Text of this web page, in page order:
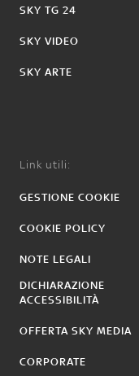
SKY TG 24
SKY VIDEO
SKY ARTE
Link utili:
GESTIONE COOKIE
COOKIE POLICY
NOTE LEGALI
DICHIARAZIONE
ACCESSIBILITÀ
OFFERTA SKY MEDIA
CORPORATE